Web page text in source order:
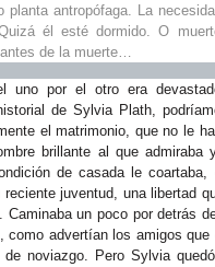
planta antropófaga. La
él esté dormido. O
de la muerte…
uno por el otro era
de Sylvia Plath,
el matrimonio, que no le
brillante al que admiraba
de casada le
juventud, una libertad
Caminaba un poco por detrás
como advertían los amigos que
noviazgo. Pero Sylvia